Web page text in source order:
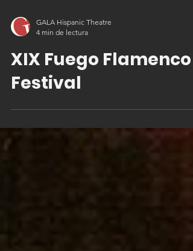
4 min de lectura
XIX Fuego Flamenco
Festival